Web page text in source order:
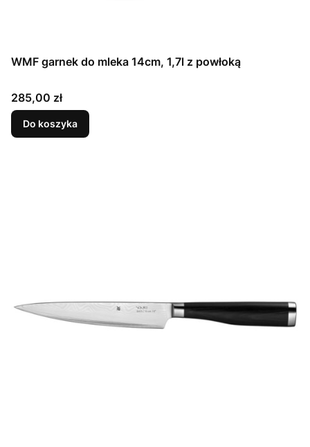
WMF garnek do mleka 14cm, 1,7l z powłoką
Cena
285,00 zł
Do koszyka